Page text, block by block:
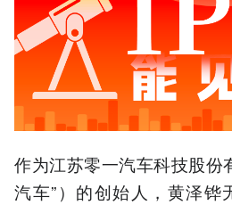
2.零一汽车商业
猛，2025年新能源
突破千辆，但毛利
负。
3.公司采用轻资产
赖代工生产和经销
导致生产成本高于
年估值增长1.91
元，但无人驾驶技
慢。
作为江苏零一汽车科技股份
汽车”）的创始人，黄泽铧